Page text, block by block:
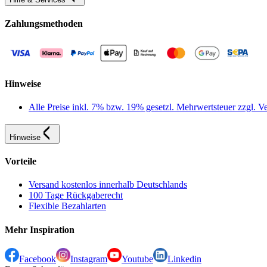
Zahlungsmethoden
Hinweise
Alle Preise inkl. 7% bzw. 19% gesetzl. Mehrwertsteuer zzgl.
Hinweise
Vorteile
Versand kostenlos innerhalb Deutschlands
100 Tage Rückgaberecht
Flexible Bezahlarten
Mehr Inspiration
Facebook Instagram Youtube
Linkedin